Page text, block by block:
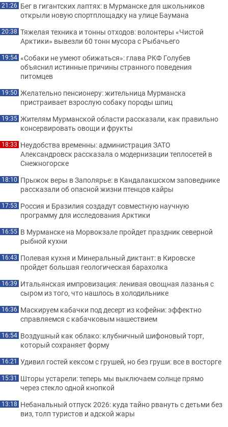
21:26 Бег в гигантских лаптях: в Мурманске для школьников
открыли новую спортплощадку на улице Баумана
20:38 Тяжелая техника и тонны отходов: волонтеры «Чистой
Арктики» вывезли 60 тонн мусора с Рыбачьего
19:54 «Собаки не умеют обижаться»: глава РКФ Голубев
объяснил истинные причины странного поведения
питомцев
19:50 Желательно пенсионеру: жительница Мурманска
пристраивает взрослую собаку породы шпиц
19:35 Жителям Мурманской области рассказали, как правильно
консервировать овощи и фрукты
18:33 Неудобства временны: администрация ЗАТО
Александровск рассказала о модернизации теплосетей в
Снежногорске
18:10 Прыжок веры в Заполярье: в Кандалакшском заповеднике
рассказали об опасной жизни птенцов кайры
17:53 Россия и Бразилия создадут совместную научную
программу для исследования Арктики
16:55 В Мурманске на Морвокзале пройдет праздник северной
рыбной кухни
16:43 Полевая кухня и Минеральный диктант: в Кировске
пройдет большая геологическая барахолка
16:39 Итальянская импровизация: ленивая овощная лазанья с
сыром из того, что нашлось в холодильнике
16:36 Маскируем кабачки под десерт из кофейни: эффектно
справляемся с кабачковым нашествием
16:54 Воздушный как облако: клубничный шифоновый торт,
который сохраняет форму
16:21 Удивил гостей кексом с грушей, но без груши: все в восторге
15:31 Шторы устарели: теперь мы выключаем солнце прямо
через стекло одной кнопкой
13:18 Небанальный отпуск 2026: куда тайно рвануть с детьми без
виз, толп туристов и адской жары